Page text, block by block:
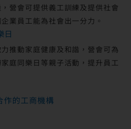
營會可提供義工訓練及提供社會
業員工能為社會出一分力。
日
推動家庭健康及和諧，營會可為
庭同樂日等親子活動，提升員工
作的工商機構